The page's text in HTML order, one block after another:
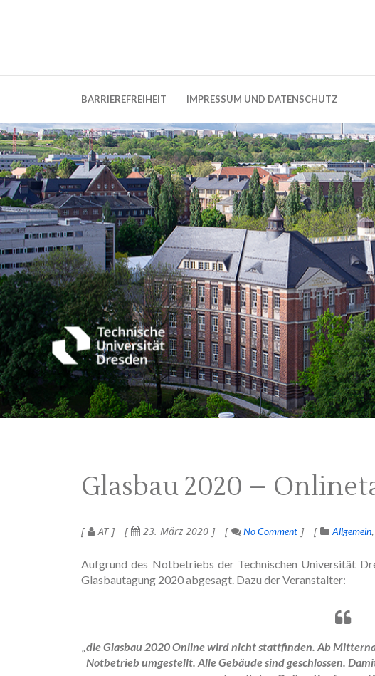
BARRIEREFREIHEIT IMPRESSUM UND DATENSCHUTZ
Glasbau 2020 –
AT 23. März 2020 No Comment Allgemein
Aufgrund des Notbetriebs der Technischen Universität
Glasbautagung 2020 abgesagt. Dazu der Veranstalter:
die Glasbau 2020 Online wird nicht stattfinden. Ab
Notbetrieb umgestellt. Alle Gebäude sind geschlossen.